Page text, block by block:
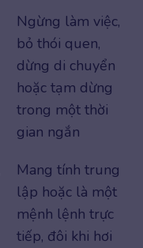
Ngừng làm việc,
bỏ thói quen,
dừng di chuyển
hoặc tạm dừng
trong một thời
gian ngắn
Mang tính trung
lập hoặc là một
mệnh lệnh trực
tiếp, đôi khi hơi